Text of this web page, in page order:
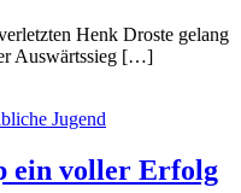
TV Langen
Henk Droste gelang
Auswärtssieg […]
Jugend
ein voller Erfolg